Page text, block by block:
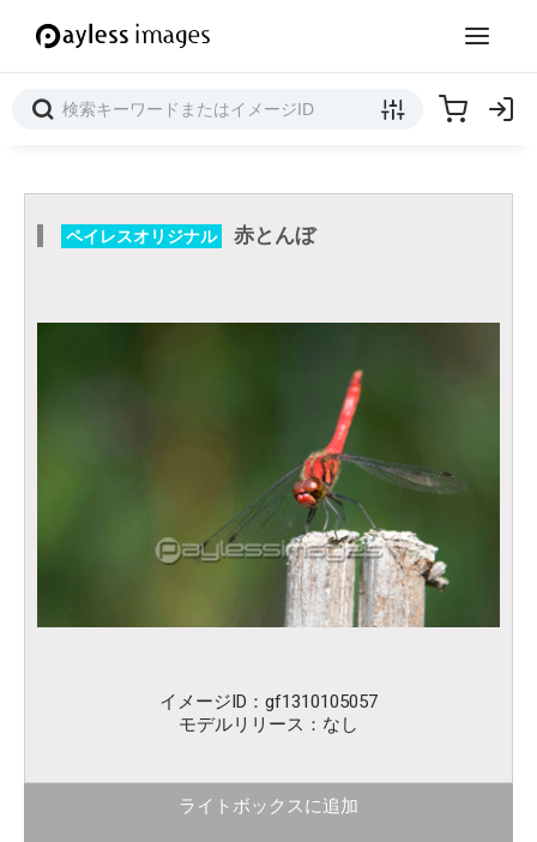
ペイレスオリジナル 赤とんぼ
イメージID：gf1310105057
モデルリリース：なし
ライトボックスに追加